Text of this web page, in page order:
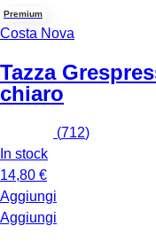
Premium
Costa Nova
Tazza
chiaro
(712)
In stock
14,80 €
Aggiungi
Aggiungi